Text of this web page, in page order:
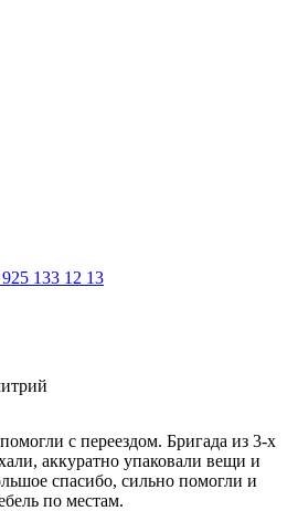
133 12 13
с переездом. Бригада из 3-х
аккуратно упаковали вещи и
спасибо, сильно помогли и
по местам.